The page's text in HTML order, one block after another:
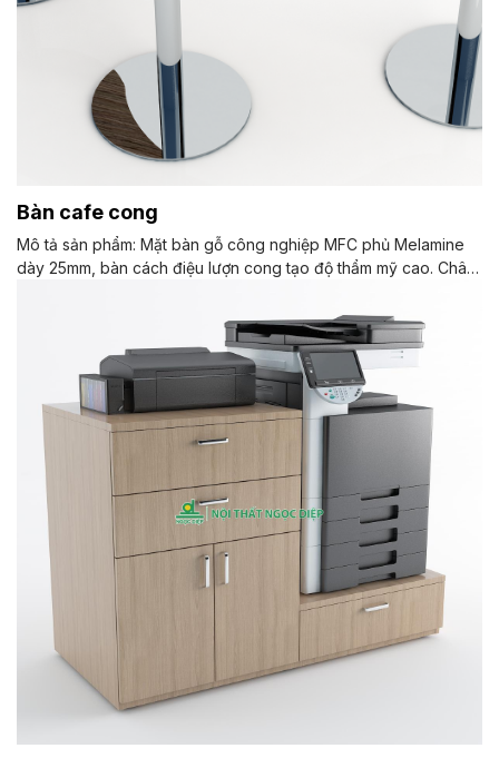
Bàn cafe cong
Mô tả sản phẩm: Mặt bàn gỗ công nghiệp MFC phủ Melamine
dày 25mm, bàn cách điệu lượn cong tạo độ thẩm mỹ cao. Chân
Melamine Kiểu dáng Kiểu dáng hiện đại thiết kế độc đáo tăng
tính thẩm mỹ cho văn phòng. Bảo hành: theo tiêu chuẩn NSX